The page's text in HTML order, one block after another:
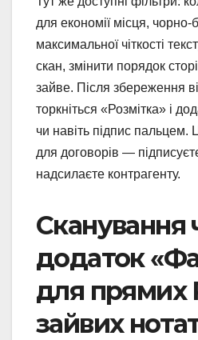
для економії місця, чорно-
максимальної чіткості
скан, змінити порядок
зайве. Після збереження
торкніться «Розмітка» і
чи навіть підпис пальцем.
для договорів —
надсилаєте контрагенту.
Сканування
додаток
для прямих
зайвих